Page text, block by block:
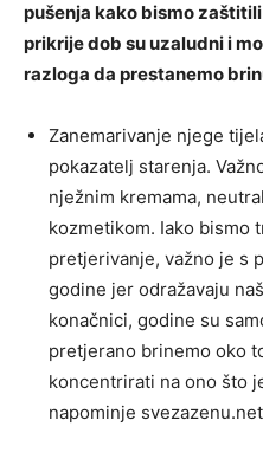
pušenja kako bismo
prikrije dob su uzaludni i
razloga da prestanemo
Zanemarivanje njege
pokazatelj starenja.
nježnim kremama,
kozmetikom. Iako bismo
pretjerivanje, važno je s
godine jer odražavaju
konačnici, godine su
pretjerano brinemo oko
koncentrirati na ono što
napominje